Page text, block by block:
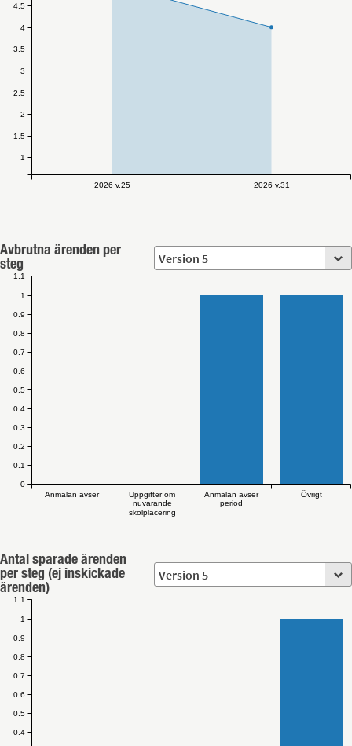
2026 v.25 2026 v.31
1
1.5
2
2.5
3
3.5
4
4.5
Avbrutna ärenden per
steg
Anmälan avser
Uppgifter om
nuvarande
skolplacering
Anmälan avser
period
Övrigt
0
0.1
0.2
0.3
0.4
0.5
0.6
0.7
0.8
0.9
1
1.1
Antal sparade ärenden
per steg (ej inskickade
ärenden)
0.4
0.5
0.6
0.7
0.8
0.9
1
1.1